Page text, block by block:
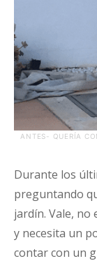
ANTES- QUERÍA
Durante los
preguntando
jardín. Vale,
y necesita un
contar con un